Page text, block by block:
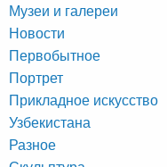
Музеи и галереи
Новости
Первобытное
Портрет
Прикладное искусство
Узбекистана
Разное